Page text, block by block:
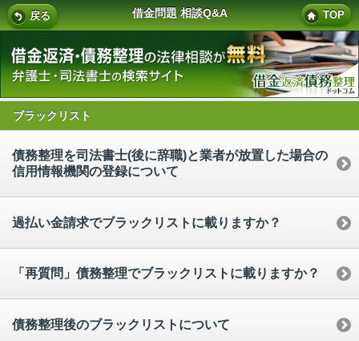
戻る 借金問題 相談Q&A TOP
ブラックリスト
債務整理を司法書士(後に辞職)と業者が放置した場合の
信用情報機関の登録について
過払い金請求でブラックリストに載りますか？
「再質問」債務整理でブラックリストに載りますか？
債務整理後のブラックリストについて